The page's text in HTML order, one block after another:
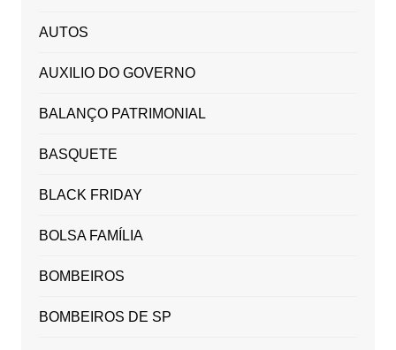
AUTOS
AUXILIO DO GOVERNO
BALANÇO PATRIMONIAL
BASQUETE
BLACK FRIDAY
BOLSA FAMÍLIA
BOMBEIROS
BOMBEIROS DE SP